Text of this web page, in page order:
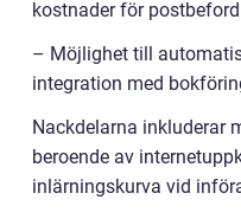
kostnader för
– Möjlighet till
integration med
Nackdelarna inkluderar
beroende av
inlärningskurva vid